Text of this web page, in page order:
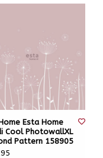
Esta Home
Cool PhotowallXL
Pattern 158905